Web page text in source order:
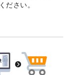
。
ザインテンプレ
ルダーが作成で
ださい。